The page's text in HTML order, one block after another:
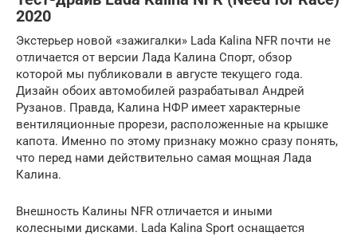
2020
Экстерьер новой «зажигалки» Lada Kalina NFR почти не
отличается от версии Лада Калина Спорт, обзор
которой мы публиковали в августе текущего года.
Дизайн обоих автомобилей разрабатывал Андрей
Рузанов. Правда, Калина НФР имеет характерные
вентиляционные прорези, расположенные на крышке
капота. Именно по этому признаку можно сразу понять,
что перед нами действительно самая мощная Лада
Калина.
Внешность Калины NFR отличается и иными
колесными дисками. Lada Kalina Sport оснащается